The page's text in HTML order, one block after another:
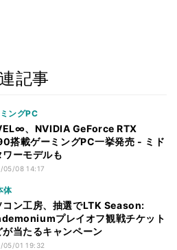
記事
ングPC
、NVIDIA GeForce RTX
搭載ゲーミングPC一挙発売 - ミド
ワーモデルも
05/08 14:17
体
コン工房、抽選でLTK Season:
プレイオフ観戦チケット
が当たるキャンペーン
05/01 19:32